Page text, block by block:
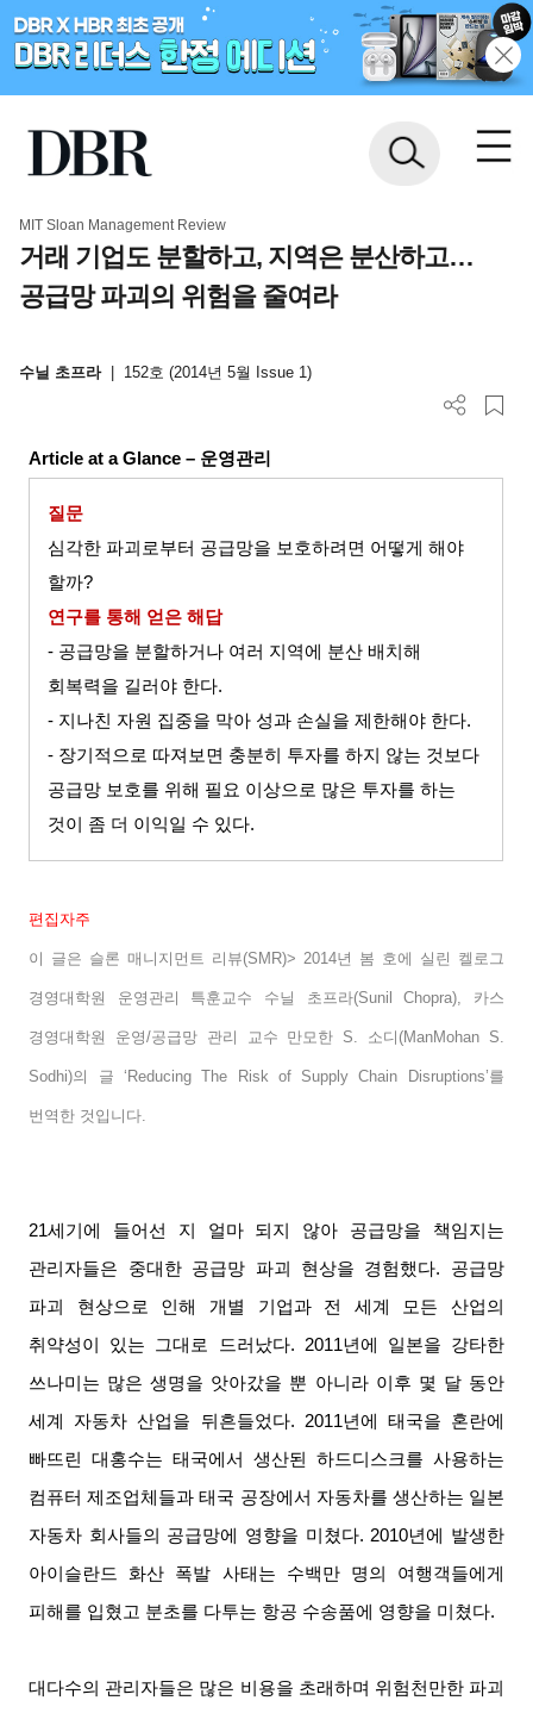
MIT Sloan Management Review
거래 기업도 분할하고, 지역은 분산하고…
공급망 파괴의 위험을 줄여라
수닐 초프라 152호 (2014년 5월 Issue 1)
Article at a Glance – 운영관리
질문
심각한 파괴로부터 공급망을 보호하려면 어떻게 해야
할까?
연구를 통해 얻은 해답
- 공급망을 분할하거나 여러 지역에 분산 배치해
회복력을 길러야 한다.
- 지나친 자원 집중을 막아 성과 손실을 제한해야 한다.
- 장기적으로 따져보면 충분히 투자를 하지 않는 것보다
공급망 보호를 위해 필요 이상으로 많은 투자를 하는
것이 좀 더 이익일 수 있다.
편집자주
이 글은 슬론 매니지먼트 리뷰(SMR)> 2014년 봄 호에 실린 켈로그
경영대학원 운영관리 특훈교수 수닐 초프라(Sunil Chopra), 카스
경영대학원 운영/공급망 관리 교수 만모한 S. 소디 (ManMohan S.
Sodhi)의 글 ‘Reducing The Risk of Supply Chain Disruptions’를
번역한 것입니다
21세기에 들어선 지 얼마 되지 않아 공급망을 책임지는
관리자들은 중대한 공급망 파괴 현상을 경험했다. 공급망
파괴 현상으로 인해 개별 기업과 전 세계 모든 산업의
취약성이 있는 그대로 드러났다. 2011년에 일본을 강타한
쓰나미는 많은 생명을 앗아갔을 뿐 아니라 이후 몇 달 동안
세계 자동차 산업을 뒤흔들었다. 2011년에 태국을 혼란에
빠뜨린 대홍수는 태국에서 생산된 하드디스크를 사용하는
컴퓨터 제조업체들과 태국 공장에서 자동차를 생산하는 일본
자동차 회사들의 공급망에 영향을 미쳤다. 2010년에 발생한
아이슬란드 화산 폭발 사태는 수백만 명의 여행객들에게
피해를 입혔고 분초를 다투는 항공 수송품에 영향을 미쳤다.
대다수의 관리자들은 많은 비용을 초래하며 위험천만한 파괴